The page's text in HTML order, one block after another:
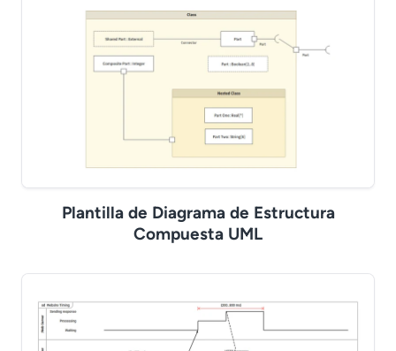
Plantilla de Diagrama de Estructura
Compuesta UML